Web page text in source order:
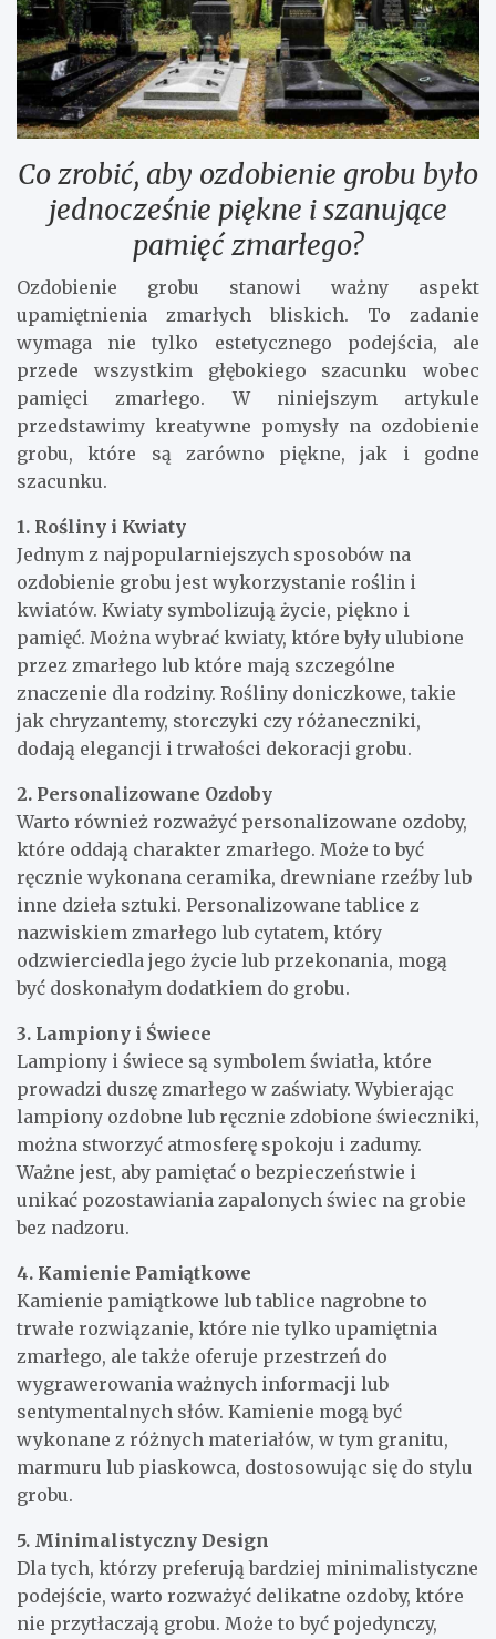
Co zrobić, aby ozdobienie grobu było
jednocześnie piękne i szanujące
pamięć zmarłego?
Ozdobienie grobu stanowi ważny aspekt
upamiętnienia zmarłych bliskich. To zadanie
wymaga nie tylko estetycznego podejścia, ale
przede wszystkim głębokiego szacunku wobec
pamięci zmarłego. W niniejszym artykule
przedstawimy kreatywne pomysły na ozdobienie
grobu, które są zarówno piękne, jak i godne
szacunku.
1. Rośliny i Kwiaty
Jednym z najpopularniejszych sposobów na
ozdobienie grobu jest wykorzystanie roślin i
kwiatów. Kwiaty symbolizują życie, piękno i
pamięć. Można wybrać kwiaty, które były ulubione
przez zmarłego lub które mają szczególne
znaczenie dla rodziny. Rośliny doniczkowe, takie
jak chryzantemy, storczyki czy różaneczniki,
dodają elegancji i trwałości dekoracji grobu.
2. Personalizowane Ozdoby
Warto również rozważyć personalizowane ozdoby,
które oddają charakter zmarłego. Może to być
ręcznie wykonana ceramika, drewniane rzeźby lub
inne dzieła sztuki. Personalizowane tablice z
nazwiskiem zmarłego lub cytatem, który
odzwierciedla jego życie lub przekonania, mogą
być doskonałym dodatkiem do grobu.
3. Lampiony i Świece
Lampiony i świece są symbolem światła, które
prowadzi duszę zmarłego w zaświaty. Wybierając
lampiony ozdobne lub ręcznie zdobione świeczniki,
można stworzyć atmosferę spokoju i zadumy.
Ważne jest, aby pamiętać o bezpieczeństwie i
unikać pozostawiania zapalonych świec na grobie
bez nadzoru.
4. Kamienie Pamiątkowe
Kamienie pamiątkowe lub tablice nagrobne to
trwałe rozwiązanie, które nie tylko upamiętnia
zmarłego, ale także oferuje przestrzeń do
wygrawerowania ważnych informacji lub
sentymentalnych słów. Kamienie mogą być
wykonane z różnych materiałów, w tym granitu,
marmuru lub piaskowca, dostosowując się do stylu
grobu.
5. Minimalistyczny Design
Dla tych, którzy preferują bardziej minimalistyczne
podejście, warto rozważyć delikatne ozdoby, które
nie przytłaczają grobu. Może to być pojedynczy,